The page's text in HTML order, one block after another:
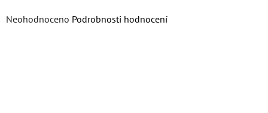
Průměrné
Neohodnoceno Podrobnosti hodnocení